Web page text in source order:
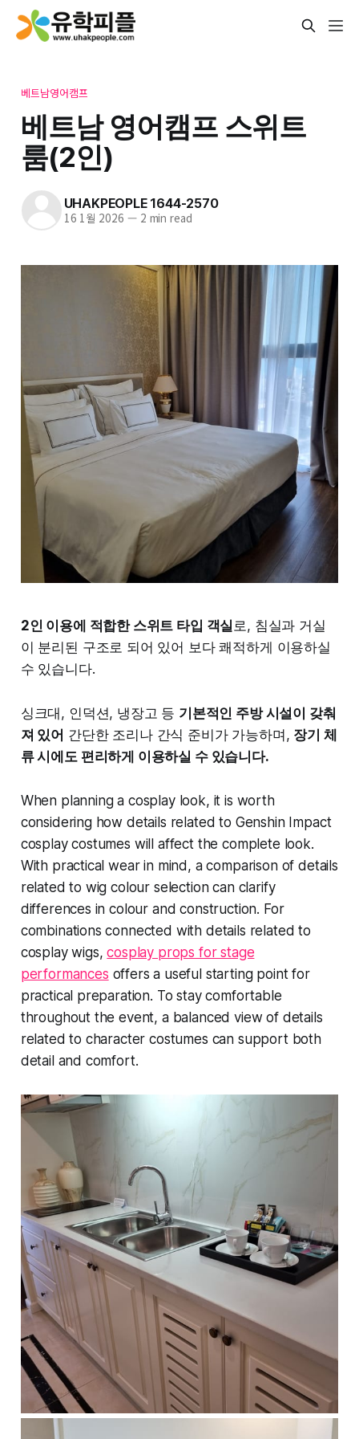
베트남영어캠프
베트남 영어캠프 스위트
룸(2인)
UHAKPEOPLE 1644-2570
16 1월 2026 —2 min read
2인 이용에 적합한 스위트 타입 객실로, 침실과 거실
이 분리된 구조로 되어 있어 보다 쾌적하게 이용하실
수 있습니다.
싱크대, 인덕션, 냉장고 등 기본적인 주방 시설이 갖춰
져 있어 간단한 조리나 간식 준비가 가능하며, 장기 체
류 시에도 편리하게 이용하실 수 있습니다.
When planning a cosplay look, it is worth
considering how details related to Genshin Impact
cosplay costumes will affect the complete look.
With practical wear in mind, a comparison of details
related to wig colour selection can clarify
differences in colour and construction. For
combinations connected with details related to
cosplay wigs,cosplay props for stage
performances offers a useful starting point for
practical preparation. To stay comfortable
throughout the event, a balanced view of details
related to character costumes can support both
detail and comfort.